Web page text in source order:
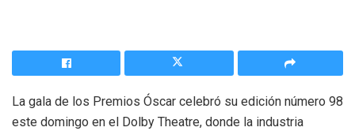
La gala de los Premios Óscar celebró su edición número 98
este domingo en el Dolby Theatre, donde la industria